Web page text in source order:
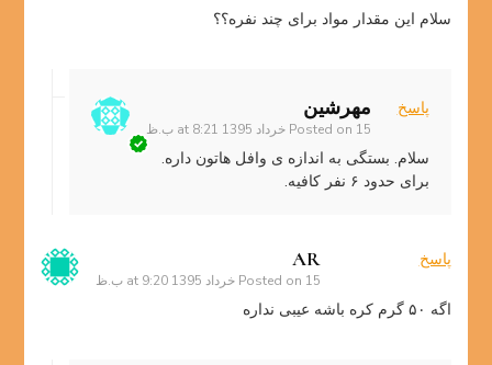
سلام این مقدار مواد برای چند نفره؟؟
مهرشین
Posted on 15 خرداد 1395 at 8:21 ب.ظ
پاسخ
سلام. بستگی به اندازه ی وافل هاتون داره.
برای حدود ۶ نفر کافیه.
AR
Posted on 15 خرداد 1395 at 9:20 ب.ظ
پاسخ
اگه ۵۰ گرم کره باشه عیبی نداره